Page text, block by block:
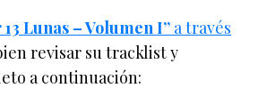
13 Lunas – Volumen I” a través
revisar su tracklist y
a continuación: